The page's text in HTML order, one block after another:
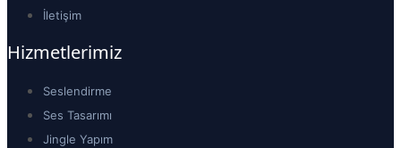
İletişim
Hizmetlerimiz
Seslendirme
Ses Tasarımı
Jingle Yapım